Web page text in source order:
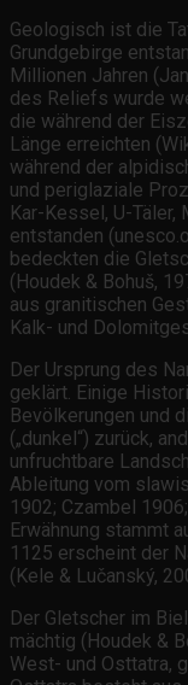
Geologisch ist die
Grundgebirge
Millionen Jahren
des Reliefs wurde
die während der
Länge erreichten
während der
und periglaziale
Kar-Kessel, U-Täler,
entstanden
bedeckten die
(Houdek & Bohuš,
aus granitischen
Kalk- und
Der Ursprung des
geklärt. Einige
Bevölkerungen und
(„dunkel“) zurück,
unfruchtbare
Ableitung vom
1902; Czambel
Erwähnung stammt
1125 erscheint der
(Kele & Lučanský,
Der Gletscher im
mächtig (Houdek &
West- und Osttatra,